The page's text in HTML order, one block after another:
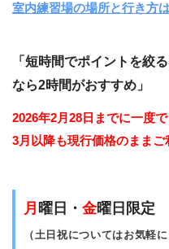
室内練習場の場所と行き方
「短時間でポイントを絞
なら2時間がおすすめ」
2026年2月28日までに一度
3月以降も現行価格のままご
月 曜日・ 金曜日限定
（土日祝についてはお気軽